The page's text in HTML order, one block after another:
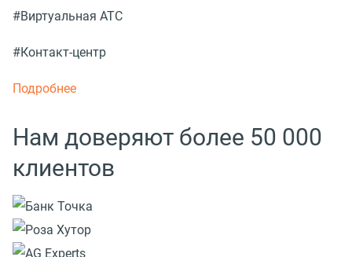
#Виртуальная АТС
#Контакт-центр
Подробнее
Нам доверяют более 50 000
клиентов